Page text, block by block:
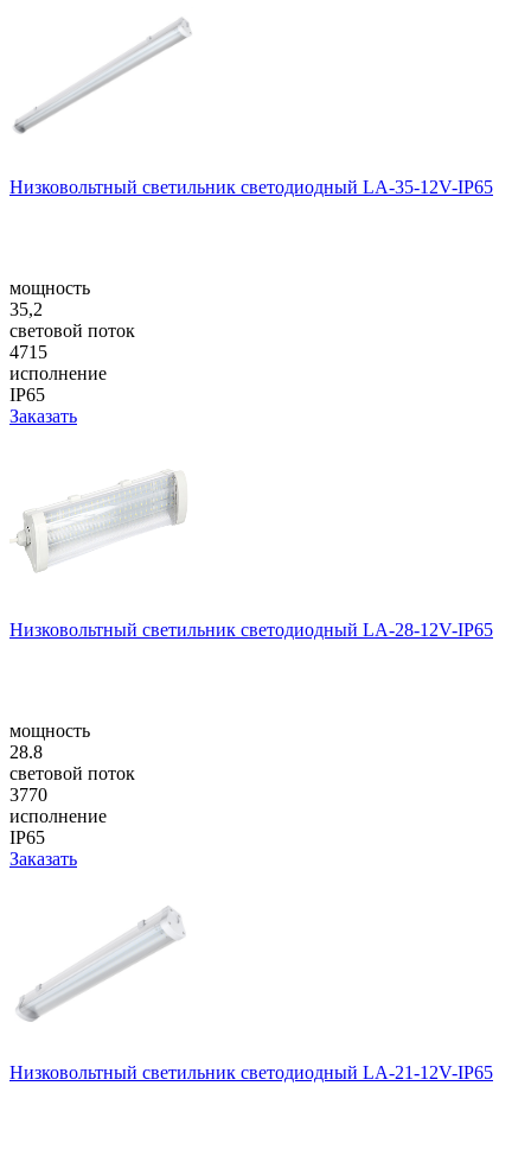
Низковольтный светильник светодиодный LA-35-12V-IP65
мощность
35,2
световой поток
4715
исполнение
IP65
Заказать
Низковольтный светильник светодиодный LA-28-12V-IP65
мощность
28.8
световой поток
3770
исполнение
IP65
Заказать
Низковольтный светильник светодиодный LA-21-12V-IP65